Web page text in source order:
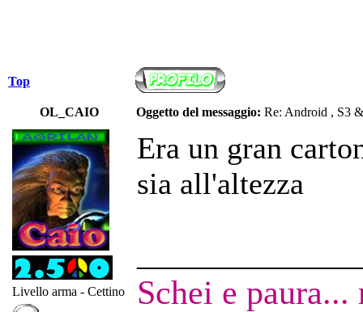
Top
OL_CAIO Oggetto del messaggio: Re: Android , S3
Livello arma - Cettino
Era un gran
sia all'altezza
Schei e